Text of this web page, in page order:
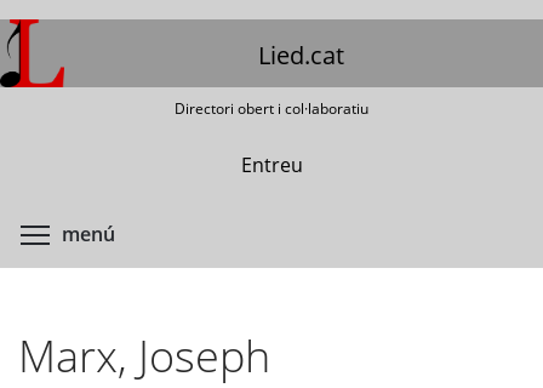
Vés
al
contingut
Lied.cat
Directori obert i col·laboratiu
Entreu
menú
Marx, Joseph